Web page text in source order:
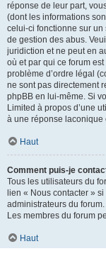
réponse de leur part,
(dont les informations
celui-ci fonctionne sur un
de gestion des abus.
juridiction et ne peut en
où et par qui ce forum
problème d’ordre légal
ne sont pas directement
phpBB en lui-même. Si
Limited à propos d’une
à une réponse laconique
Haut
Comment puis-je
Tous les utilisateurs du
lien « Nous contacter »
administrateurs du forum.
Les membres du forum
Haut